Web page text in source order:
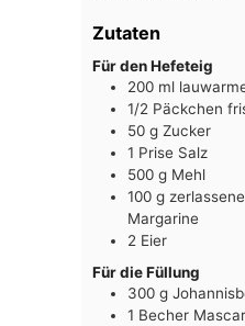
Zutaten
Für den Hefeteig
200 ml
1/2 Päckchen
50 g Zucker
1 Prise Salz
500 g Mehl
100 g
Margarine
2 Eier
Für die Füllung
300 g
1 Becher